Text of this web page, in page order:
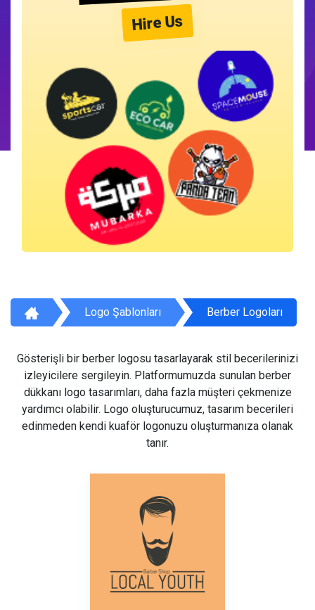
Hire Us
Logo Şablonları Berber Logoları
Gösterişli bir berber logosu tasarlayarak stil becerilerinizi
izleyicilere sergileyin. Platformumuzda sunulan berber
dükkanı logo tasarımları, daha fazla müşteri çekmenize
yardımcı olabilir. Logo oluşturucumuz, tasarım becerileri
edinmeden kendi kuaför logonuzu oluşturmanıza olanak
tanır.